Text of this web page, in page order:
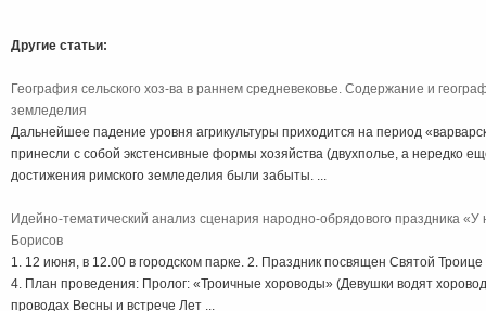
Другие статьи:
География сельского хоз-ва в раннем средневековье. Содержание и
земледелия
Дальнейшее падение уровня агрикультуры приходится на период
принесли с собой экстенсивные формы хозяйства (двухполье, а нередко
достижения римского земледелия были забыты. ...
Идейно-тематический анализ сценария народно-обрядового праздника
Борисов
1. 12 июня, в 12.00 в городском парке. 2. Праздник посвящен Святой
4. План проведения: Пролог: «Троичные хороводы» (Девушки водят
проводах Весны и встрече Лет ...